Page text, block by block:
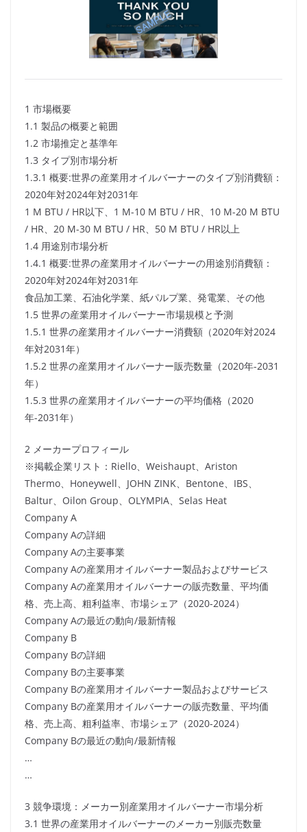
1 市場概要
1.1 製品の概要と範囲
1.2 市場推定と基準年
1.3 タイプ別市場分析
1.3.1 概要:世界の産業用オイルバーナーのタイプ別消費額：
2020年対2024年対2031年
1 M BTU / HR以下、1 M-10 M BTU / HR、10 M-20 M BTU
/ HR、20 M-30 M BTU / HR、50 M BTU / HR以上
1.4 用途別市場分析
1.4.1 概要:世界の産業用オイルバーナーの用途別消費額：
2020年対2024年対2031年
食品加工業、石油化学業、紙パルプ業、発電業、その他
1.5 世界の産業用オイルバーナー市場規模と予測
1.5.1 世界の産業用オイルバーナー消費額（2020年対2024
年対2031年）
1.5.2 世界の産業用オイルバーナー販売数量（2020年-2031
年）
1.5.3 世界の産業用オイルバーナーの平均価格（2020
年-2031年）
2 メーカープロフィール
※掲載企業リスト：Riello、Weishaupt、Ariston
Thermo、Honeywell、JOHN ZINK、Bentone、IBS、
Baltur、Oilon Group、OLYMPIA、Selas Heat
Company A
Company Aの詳細
Company Aの主要事業
Company Aの産業用オイルバーナー製品およびサービス
Company Aの産業用オイルバーナーの販売数量、平均価
格、売上高、粗利益率、市場シェア（2020-2024）
Company Aの最近の動向/最新情報
Company B
Company Bの詳細
Company Bの主要事業
Company Bの産業用オイルバーナー製品およびサービス
Company Bの産業用オイルバーナーの販売数量、平均価
格、売上高、粗利益率、市場シェア（2020-2024）
Company Bの最近の動向/最新情報
…
…
3 競争環境：メーカー別産業用オイルバーナー市場分析
3.1 世界の産業用オイルバーナーのメーカー別販売数量